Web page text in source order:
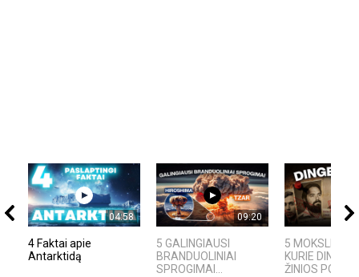
04:58
4 Faktai apie
Antarktidą
09:20
5 GALINGIAUSI
BRANDUOLINIAI
SPROGIMAI...
5
KURIE DINGO
ŽINIOS PO